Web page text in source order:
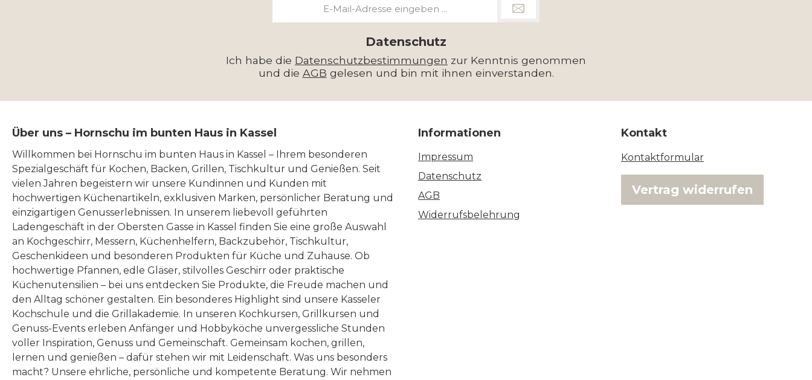
Datenschutz
Ich habe die Datenschutzbestimmungen zur Kenntnis genommen
und die AGB gelesen und bin mit ihnen einverstanden.
Über uns – Hornschu im bunten Haus in Kassel
Willkommen bei Hornschu im bunten Haus in Kassel – Ihrem besonderen
Spezialgeschäft für Kochen, Backen, Grillen, Tischkultur und Genießen. Seit
vielen Jahren begeistern wir unsere Kundinnen und Kunden mit
hochwertigen Küchenartikeln, exklusiven Marken, persönlicher Beratung und
einzigartigen Genusserlebnissen. In unserem liebevoll geführten
Ladengeschäft in der Obersten Gasse in Kassel finden Sie eine große Auswahl
an Kochgeschirr, Messern, Küchenhelfern, Backzubehör, Tischkultur,
Geschenkideen und besonderen Produkten für Küche und Zuhause. Ob
hochwertige Pfannen, edle Gläser, stilvolles Geschirr oder praktische
Küchenutensilien – bei uns entdecken Sie Produkte, die Freude machen und
den Alltag schöner gestalten. Ein besonderes Highlight sind unsere Kasseler
Kochschule und die Grillakademie. In unseren Kochkursen, Grillkursen und
Genuss-Events erleben Anfänger und Hobbyköche unvergessliche Stunden
voller Inspiration, Genuss und Gemeinschaft. Gemeinsam kochen, grillen,
lernen und genießen – dafür stehen wir mit Leidenschaft. Was uns besonders
macht? Unsere ehrliche, persönliche und kompetente Beratung. Wir nehmen
Informationen
Impressum
Datenschutz
AGB
Widerrufsbelehrung
Kontakt
Kontaktformular
Vertrag widerrufen